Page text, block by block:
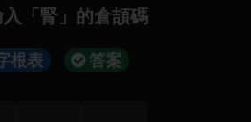
「腎」的倉頡碼
根表 答案